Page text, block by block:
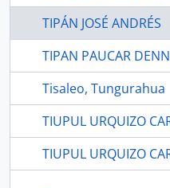
TIPÁN JOSÉ ANDRÉS
TIPAN PAUCAR
Tisaleo, Tungurahua